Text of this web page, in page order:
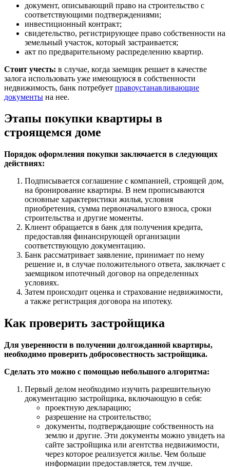
документ, описывающий право на строительство с
соответствующими подтверждениями;
инвестиционный контракт;
свидетельство, регистрирующее право собственности на
земельный участок, который застраивается;
акт по предварительному распределению квартир.
Стоит учесть: в случае, когда заемщик решает в качестве
залога использовать уже имеющуюся в собственности
недвижимость, банк потребует правоустанавливающие
документы на нее.
Этапы покупки квартиры в
строящемся доме
Порядок оформления покупки заключается в следующих
действиях:
Подписывается соглашение с компанией, строящей дом,
на бронирование квартиры. В нем прописываются
основные характеристики жилья, условия
приобретения, сумма первоначального взноса, сроки
строительства и другие моменты.
Клиент обращается в банк для получения кредита,
предоставляя финансирующей организации
соответствующую документацию.
Банк рассматривает заявление, принимает по нему
решение и, в случае положительного ответа, заключает с
заемщиком ипотечный договор на определенных
условиях.
Затем происходит оценка и страхование недвижимости,
а также регистрация договора на ипотеку.
Как проверить застройщика
Для уверенности в получении долгожданной квартиры,
необходимо проверить добросовестность застройщика.
Сделать это можно с помощью небольшого алгоритма:
Первый делом необходимо изучить разрешительную
документацию застройщика, включающую в себя:
проектную декларацию;
разрешение на строительство;
документы, подтверждающие собственность на
землю и другие. Эти документы можно увидеть на
сайте застройщика или агентства недвижимости,
через которое реализуется жилье. Чем больше
информации предоставляется, тем лучше.